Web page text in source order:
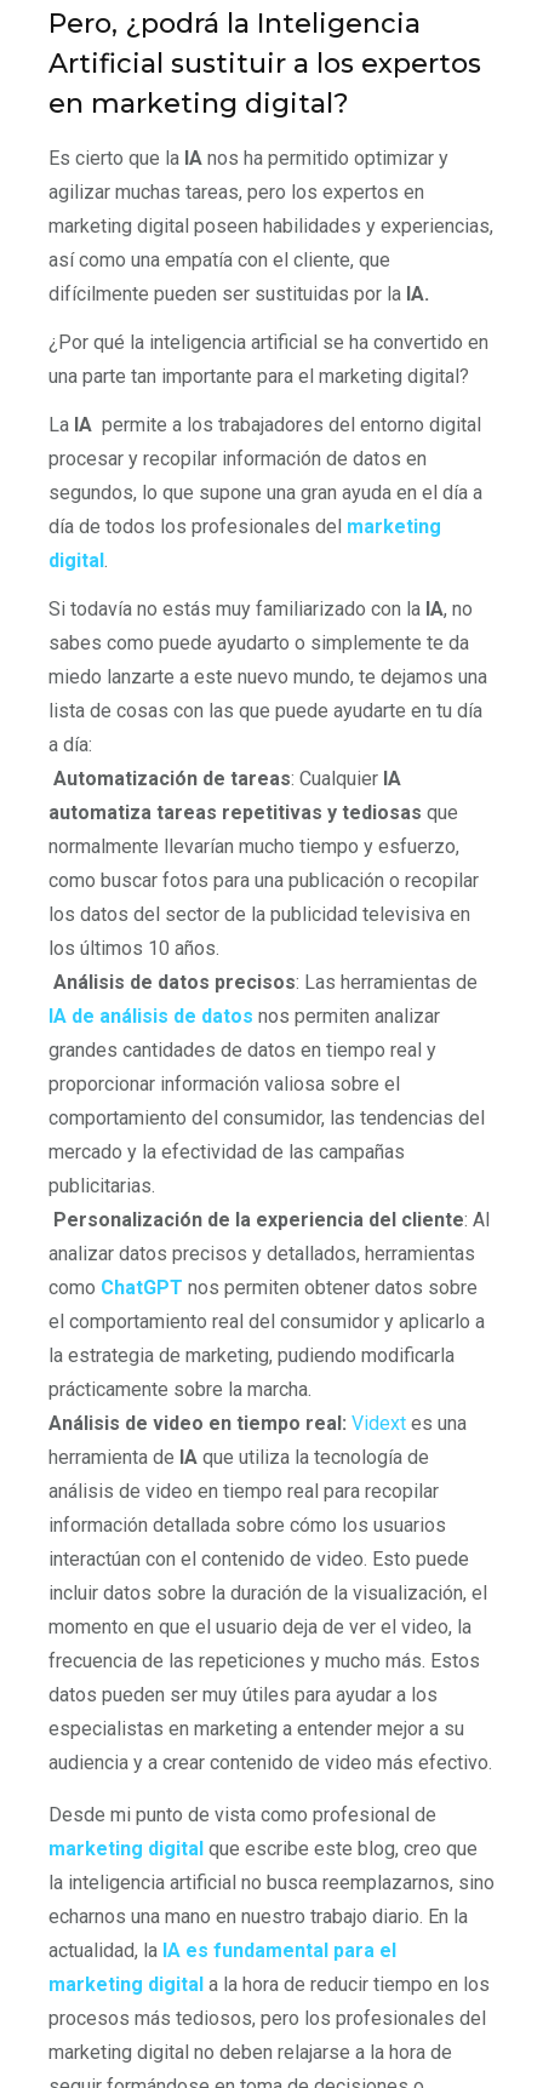
Pero, ¿podrá la Inteligencia
Artificial sustituir a los expertos
en marketing digital?
Es cierto que la IA nos ha permitido optimizar y
agilizar muchas tareas, pero los expertos en
marketing digital poseen habilidades y experiencias,
así como una empatía con el cliente, que
difícilmente pueden ser sustituidas por la IA.
¿Por qué la inteligencia artificial se ha convertido en
una parte tan importante para el marketing digital?
La IA permite a los trabajadores del entorno digital
procesar y recopilar información de datos en
segundos, lo que supone una gran ayuda en el día a
día de todos los profesionales del marketing
digital.
Si todavía no estás muy familiarizado con la IA, no
sabes como puede ayudarto o simplemente te da
miedo lanzarte a este nuevo mundo, te dejamos una
lista de cosas con las que puede ayudarte en tu día
a día:
Automatización de tareas: Cualquier IA
automatiza tareas repetitivas y tediosas que
normalmente llevarían mucho tiempo y esfuerzo,
como buscar fotos para una publicación o recopilar
los datos del sector de la publicidad televisiva en
los últimos 10 años.
Análisis de datos precisos: Las herramientas de
IA de análisis de datos nos permiten analizar
grandes cantidades de datos en tiempo real y
proporcionar información valiosa sobre el
comportamiento del consumidor, las tendencias del
mercado y la efectividad de las campañas
publicitarias.
Personalización de la experiencia del cliente: Al
analizar datos precisos y detallados, herramientas
como ChatGPT nos permiten obtener datos sobre
el comportamiento real del consumidor y aplicarlo a
la estrategia de marketing, pudiendo modificarla
prácticamente sobre la marcha.
Análisis de video en tiempo real: Vidext es una
herramienta de IA que utiliza la tecnología de
análisis de video en tiempo real para recopilar
información detallada sobre cómo los usuarios
interactúan con el contenido de video. Esto puede
incluir datos sobre la duración de la visualización, el
momento en que el usuario deja de ver el video, la
frecuencia de las repeticiones y mucho más. Estos
datos pueden ser muy útiles para ayudar a los
especialistas en marketing a entender mejor a su
audiencia y a crear contenido de video más efectivo.
Desde mi punto de vista como profesional de
marketing digital que escribe este blog, creo que
la inteligencia artificial no busca reemplazarnos, sino
echarnos una mano en nuestro trabajo diario. En la
actualidad, la IA es fundamental para el
marketing digital a la hora de reducir tiempo en los
procesos más tediosos, pero los profesionales del
marketing digital no deben relajarse a la hora de